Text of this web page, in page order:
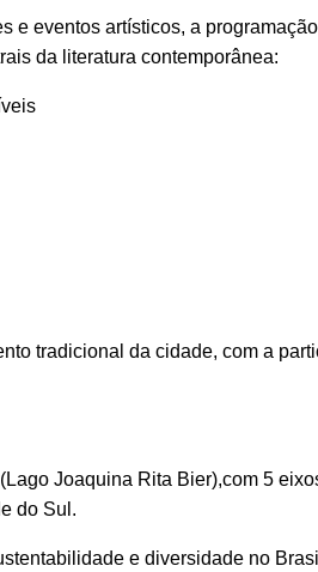
e eventos artísticos, a
da literatura contemporânea:
tradicional da cidade, com a
Joaquina Rita Bier),com 5
do Sul.
e diversidade no